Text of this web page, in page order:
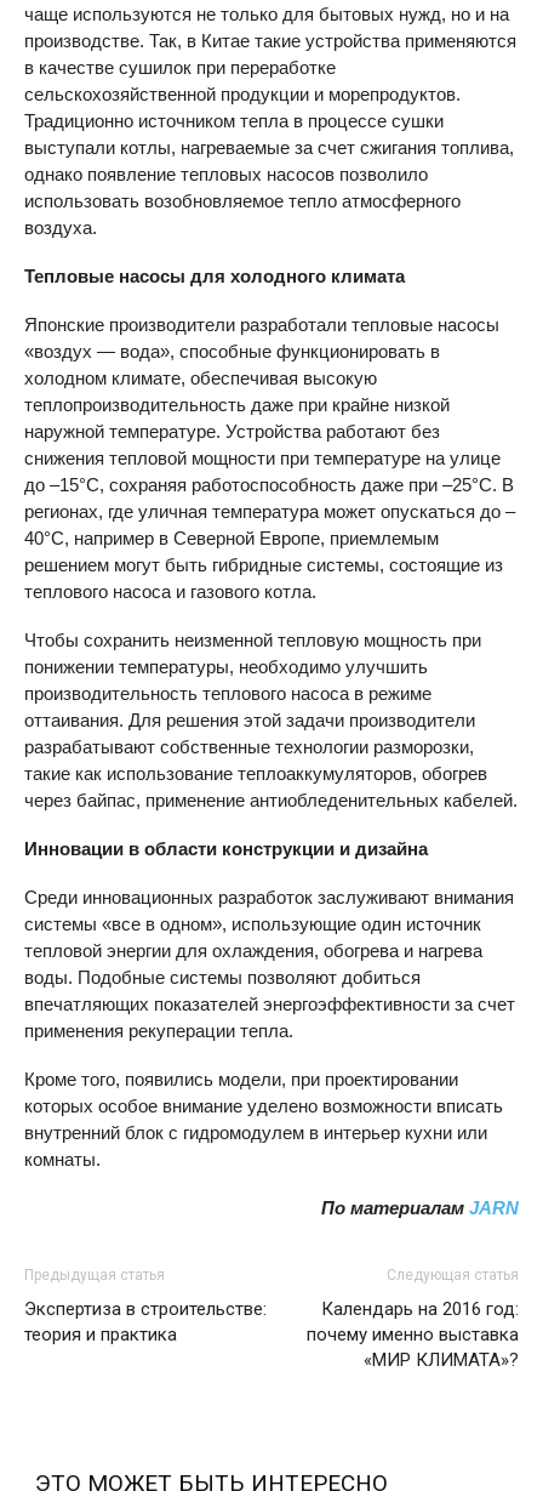
чаще используются не только для бытовых нужд, но и на
производстве. Так, в Китае такие устройства применяются
в качестве сушилок при переработке
сельскохозяйственной продукции и морепродуктов.
Традиционно источником тепла в процессе сушки
выступали котлы, нагреваемые за счет сжигания топлива,
однако появление тепловых насосов позволило
использовать возобновляемое тепло атмосферного
воздуха.
Тепловые насосы для холодного климата
Японские производители разработали тепловые насосы
«воздух — вода», способные функционировать в
холодном климате, обеспечивая высокую
теплопроизводительность даже при крайне низкой
наружной температуре. Устройства работают без
снижения тепловой мощности при температуре на улице
до –15°C, сохраняя работоспособность даже при –25°C. В
регионах, где уличная температура может опускаться до –
40°C, например в Северной Европе, приемлемым
решением могут быть гибридные системы, состоящие из
теплового насоса и газового котла.
Чтобы сохранить неизменной тепловую мощность при
понижении температуры, необходимо улучшить
производительность теплового насоса в режиме
оттаивания. Для решения этой задачи производители
разрабатывают собственные технологии разморозки,
такие как использование теплоаккумуляторов, обогрев
через байпас, применение антиобледенительных кабелей.
Инновации в области конструкции и дизайна
Среди инновационных разработок заслуживают внимания
системы «все в одном», использующие один источник
тепловой энергии для охлаждения, обогрева и нагрева
воды. Подобные системы позволяют добиться
впечатляющих показателей энергоэффективности за счет
применения рекуперации тепла.
Кроме того, появились модели, при проектировании
которых особое внимание уделено возможности вписать
внутренний блок с гидромодулем в интерьер кухни или
комнаты.
По материалам JARN
Предыдущая статья
Экспертиза в строительстве:
теория и практика
Следующая статья
Календарь на 2016 год:
почему именно выставка
«МИР КЛИМАТА»?
ЭТО МОЖЕТ БЫТЬ ИНТЕРЕСНО